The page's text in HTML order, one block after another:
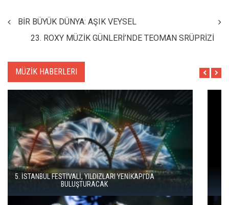
BİR BÜYÜK DÜNYA: AŞIK VEYSEL
23. ROXY MÜZİK GÜNLERİ’NDE TEOMAN SRÜPRİZİ
MÜZİK HABERLERI
İSTANBUL MÜZİK FESTİVALİ'NDE TURGAY ERDENER'DEN
"KÖROĞLU" ÇAĞRISI